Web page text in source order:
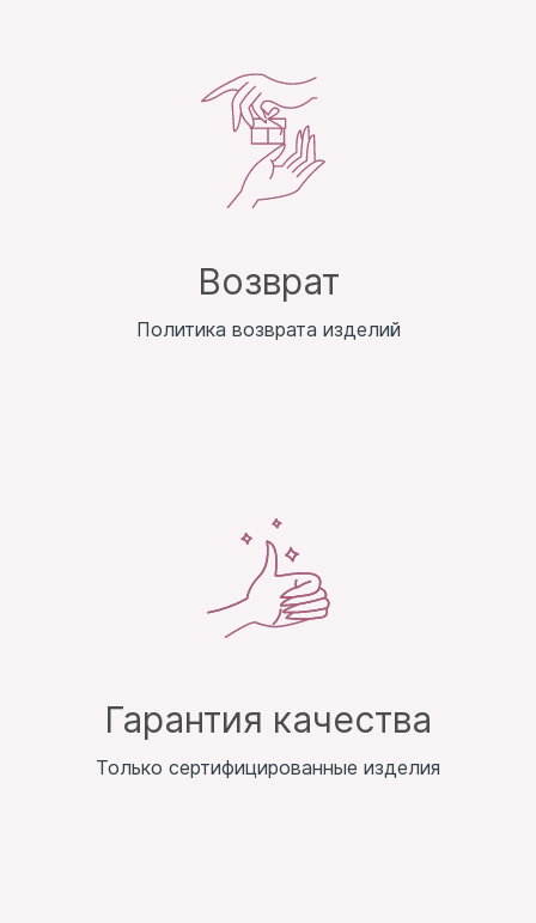
Возврат
Политика возврата изделий
Гарантия качества
Только сертифицированные изделия